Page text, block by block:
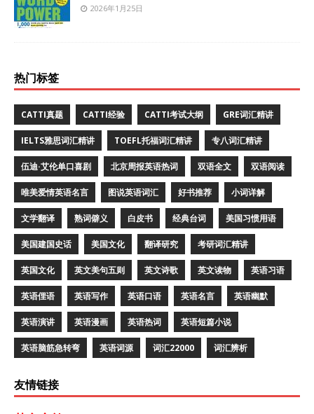
2026年1月25日
热门标签
CATTI真题 CATTI经验 CATTI考试大纲 GRE词汇精讲
IELTS雅思词汇精讲 TOEFL托福词汇精讲 专八词汇精讲
伍迪·艾伦单口喜剧 北京周报英语热词 双语全文 双语阅读
唯美爱情英语名言 图说英语词汇 好书推荐 小词详解
文学翻译 熟词僻义 白皮书 经典台词 美国习惯用语
美国建国史话 美国文化 翻译研究 考研词汇精讲
英国文化 英文美句五则 英文诗歌 英文读物 英语习语
英语俚语 英语写作 英语口语 英语名言 英语幽默
英语演讲 英语漫画 英语热词 英语短篇小说
英语脑筋急转弯 英语词源 词汇22000 词汇辨析
友情链接